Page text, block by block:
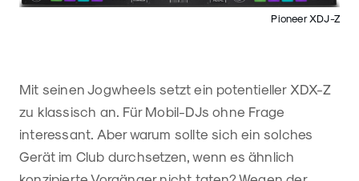
Pioneer XDJ-Z
Mit seinen Jogwheels setzt ein potentieller XDX-Z
zu klassisch an. Für Mobil-DJs ohne Frage
interessant. Aber warum sollte sich ein solches
Gerät im Club durchsetzen, wenn es ähnlich